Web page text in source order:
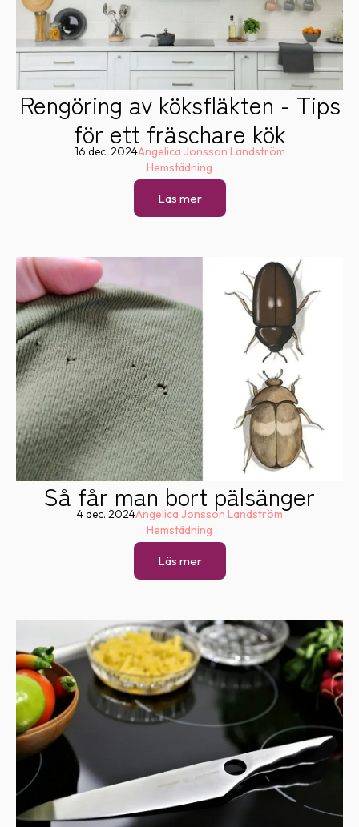
Rengöring av köksfläkten - Tips
för ett fräschare kök
16 dec. 2024Angelica Jonsson Landström
Läs mer
Hemstädning
Så får man bort pälsänger
4 dec. 2024Angelica Jonsson Landström
Läs mer
Hemstädning